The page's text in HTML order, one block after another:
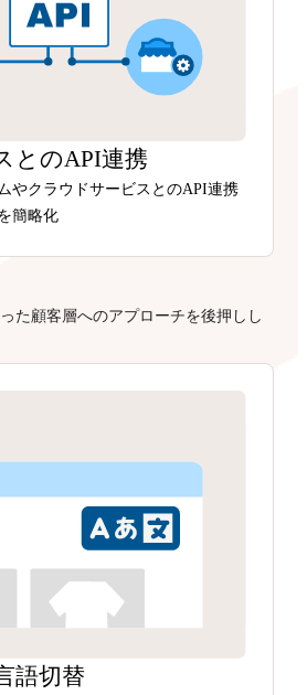
とのAPI連携
やクラウドサービスとのAPI連携
簡略化
た顧客層へのアプローチを後押しし
語切替